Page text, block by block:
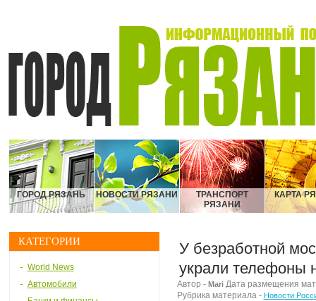
ГОРОД РЯЗАНЬ НОВОСТИ РЯЗАНИ
ТРАНСПОРТ
РЯЗАНИ
КАРТА
КАТЕГОРИИ
World News
Автомобили
У безработной
украли телефоны
Автор - MariДата размещения
Рубрика материала - Новости